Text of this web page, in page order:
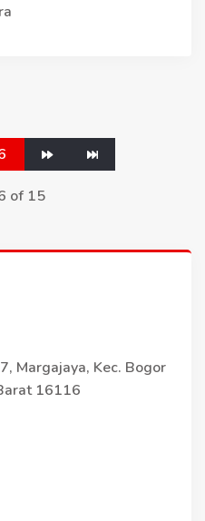
of 15
Margajaya, Kec. Bogor
16116